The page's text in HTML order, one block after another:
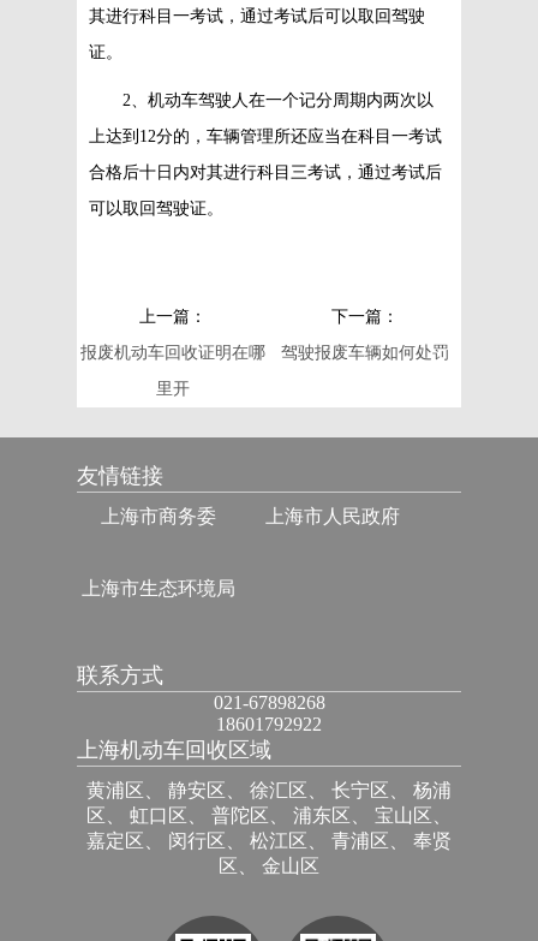
其进行科目一考试，通过考试后可以取回驾驶
证。
2、机动车驾驶人在一个记分周期内两次以
上达到12分的，车辆管理所还应当在科目一考试
合格后十日内对其进行科目三考试，通过考试后
可以取回驾驶证。
上一篇：
报废机动车回收证明在哪
里开
下一篇：
驾驶报废车辆如何处罚
友情链接
上海市商务委 上海市人民政府
上海市生态环境局
联系方式
021-67898268
18601792922
上海机动车回收区域
黄浦区、 静安区、 徐汇区、 长宁区、 杨浦
区、 虹口区、 普陀区、 浦东区、 宝山区、
嘉定区、 闵行区、 松江区、 青浦区、 奉贤
区、 金山区